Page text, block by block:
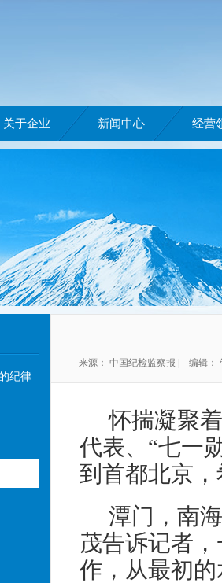
关于企业 新闻中心 经营
纪律
来源： 中国纪检监察报 | 编辑
怀揣凝聚
代表、 “七一
到首都北京
潭门，南
茂告诉记者
作，从最初